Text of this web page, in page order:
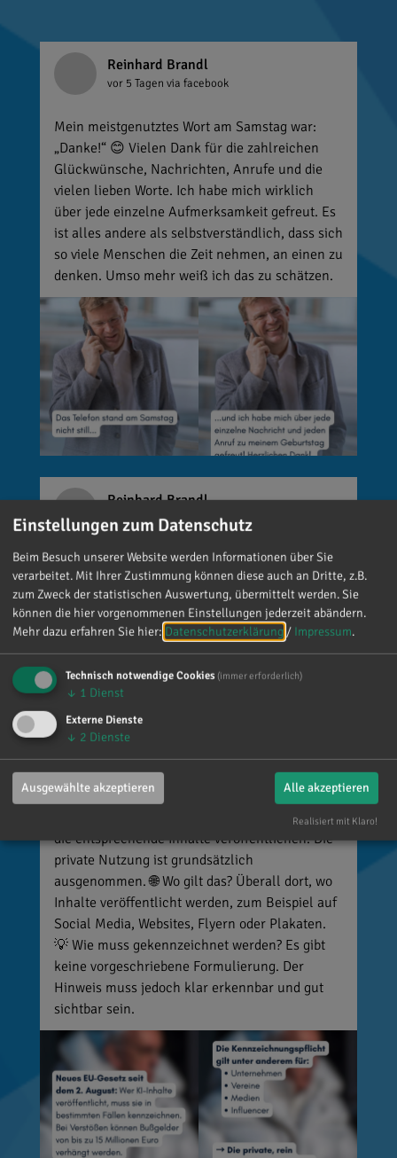
Reinhard Brandl
vor 5 Tagen via facebook
Mein meistgenutztes Wort am Samstag war:
„Danke!“ 😊 Vielen Dank für die zahlreichen
Glückwünsche, Nachrichten, Anrufe und die
vielen lieben Worte. Ich habe mich wirklich
über jede einzelne Aufmerksamkeit gefreut. Es
ist alles andere als selbstverständlich, dass sich
so viele Menschen die Zeit nehmen, an einen zu
denken. Umso mehr weiß ich das zu schätzen.
Reinhard Brandl
vor 6 Tagenvia facebook
🚨 Neues EU-Gesetz seit dem 2. August! Ab
sofort gelten neue Vorschriften für die
Kennzeichnung bestimmter KI-Inhalte. ⚠️
Wichtig zu wissen: Wer
kennzeichnungspflichtige KI-Inhalte
veröffentlicht und diese nicht entsprechend
kennzeichnet, riskiert Bußgelder von bis zu 15
Millionen Euro. 📌 Was muss gekennzeichnet
werden? Unter anderem KI-generierte oder KI-
oder Ereignisse täuschend echt darstellen (z. B.
Deepfakes). 👥 Wer ist betroffen? Unternehmen,
Vereine, Medien, Influencer und viele weitere,
die entsprechende Inhalte veröffentlichen. Die
private Nutzung ist grundsätzlich
ausgenommen. 🌐 Wo gilt das? Überall dort, wo
Inhalte veröffentlicht werden, zum Beispiel auf
Social Media, Websites, Flyern oder Plakaten.
💡 Wie muss gekennzeichnet werden? Es gibt
keine vorgeschriebene Formulierung. Der
Hinweis muss jedoch klar erkennbar und gut
sichtbar sein.
Einstellungen zum Datenschutz
Beim Besuch unserer Website werden Informationen über Sie
verarbeitet. Mit Ihrer Zustimmung können diese auch an Dritte, z.B.
zum Zweck der statistischen Auswertung, übermittelt werden. Sie
können die hier vorgenommenen Einstellungen jederzeit abändern.
Mehr dazu erfahren Sie hier: Datenschutzerklärung / Impressum.
Technisch notwendige Cookies (immer erforderlich)
↓ 1 Dienst
Externe Dienste
↓ 2 Dienste
Ausgewählte akzeptieren Alle akzeptieren
Realisiert mit Klaro!